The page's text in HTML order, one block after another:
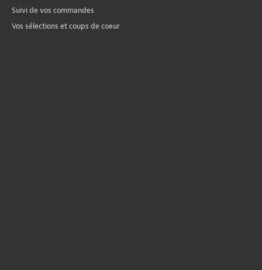
Suivi de vos commandes
Vos sélections et coups de coeur